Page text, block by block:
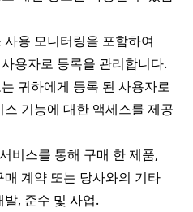
사용 모니터링을 포함하여
용자로 등록을 관리합니다.
귀하에게 등록 된 사용자로
기능에 대한 액세스를 제공
비스를 통해 구매 한 제품,
계약 또는 당사와의 기타
, 준수 및 사업.